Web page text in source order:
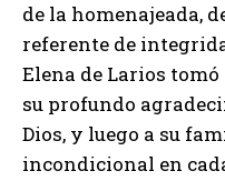
de la homenajeada,
referente de
Elena de Larios
su profundo
Dios, y luego a su
incondicional en